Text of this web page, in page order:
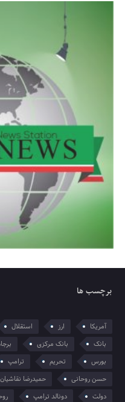
برچسب ها
آمریکا ارز استقلال
بانک
بانک مرکزی
بورس
تحریم ترامپ
حسن روحانی
حمیدرضا نقاشیان
دولت
دونالد ترامپ